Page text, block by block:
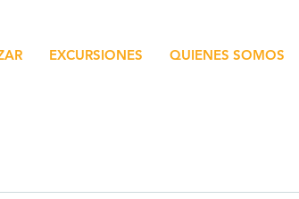
EXCURSIONES QUIENES SOMOS